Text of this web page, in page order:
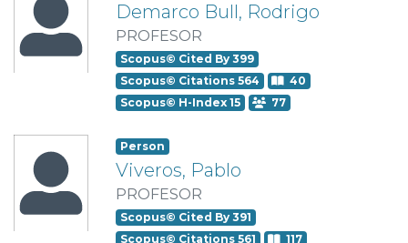
Demarco Bull, Rodrigo
PROFESOR
Scopus© Cited By 399
Scopus© Citations 564
40
Scopus© H-Index 15
77
Person
Viveros, Pablo
PROFESOR
Scopus© Cited By 391
Scopus© Citations 561
117